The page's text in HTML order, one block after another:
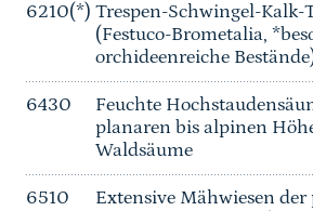
6210(*) Trespen-Schwingel-Kalk-
(Festuco-Brometalia,
orchideenreiche
6430
Feuchte
planaren bis alpinen
Waldsäume
6510
Extensive Mähwiesen